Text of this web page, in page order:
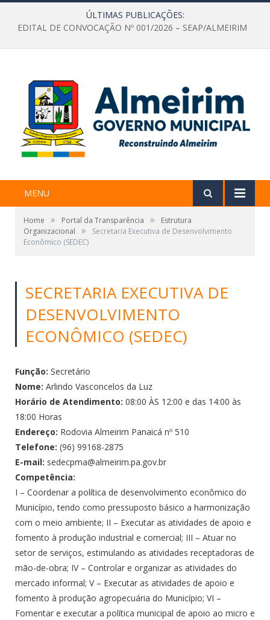
ÚLTIMAS PUBLICAÇÕES:
EDITAL DE CONVOCAÇÃO Nº 001/2026 – SEAP/ALMEIRIM
MENU
Home » Portal da Transparência »
Estrutura
Organizacional
»
Secretaria Executiva de Desenvolvimento
Econômico (SEDEC)
SECRETARIA EXECUTIVA DE
DESENVOLVIMENTO
ECONÔMICO (SEDEC)
Função: Secretário
Nome: Arlindo Vasconcelos da Luz
Horário de Atendimento: 08:00 ÀS 12:00 e das 14:00 às
18:00 Horas
Endereço: Rodovia Almeirim Panaicá nº 510
Telefone: (96) 99168-2875
E-mail: sedecpma@almeirim.pa.gov.br
Competência:
I – Coordenar a política de desenvolvimento econômico do
Município, tendo como pressuposto básico a harmonização
com o meio ambiente; II – Executar as atividades de apoio e
fomento à produção industrial e comercial; III – Atuar no
setor de serviços, estimulando as atividades receptadoras de
mão-de-obra; IV – Controlar e organizar as atividades do
mercado informal; V – Executar as atividades de apoio e
fomento à produção agropecuária do Município; VI –
Fomentar e executar a política municipal de apoio ao micro e